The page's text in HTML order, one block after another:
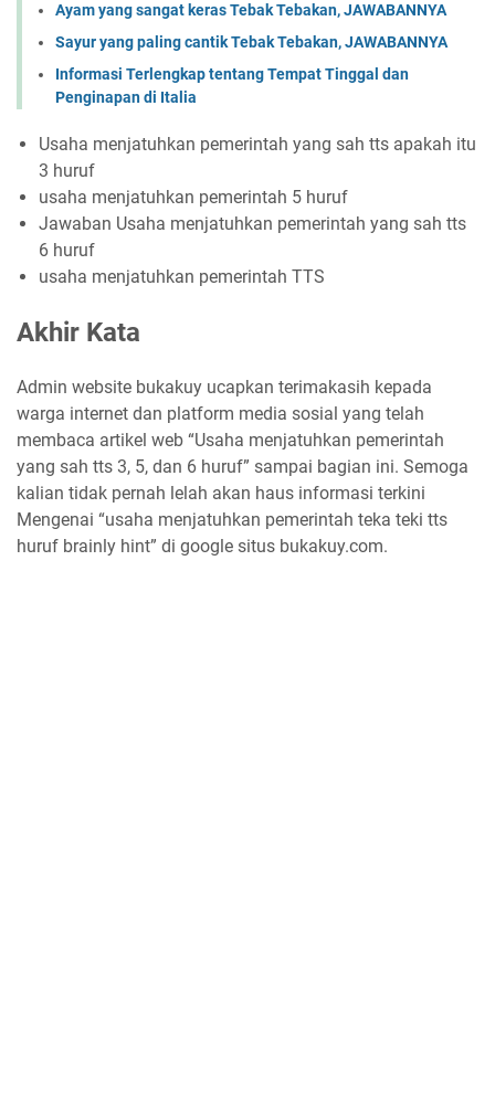
Ayam yang sangat keras Tebak Tebakan, JAWABANNYA
Sayur yang paling cantik Tebak Tebakan, JAWABANNYA
Informasi Terlengkap tentang Tempat Tinggal dan
Penginapan di Italia
Usaha menjatuhkan pemerintah yang sah tts apakah itu
3 huruf
usaha menjatuhkan pemerintah 5 huruf
Jawaban Usaha menjatuhkan pemerintah yang sah tts
6 huruf
usaha menjatuhkan pemerintah TTS
Akhir Kata
Admin website bukakuy ucapkan terimakasih kepada
warga internet dan platform media sosial yang telah
membaca artikel web “Usaha menjatuhkan pemerintah
yang sah tts 3, 5, dan 6 huruf” sampai bagian ini. Semoga
kalian tidak pernah lelah akan haus informasi terkini
Mengenai “usaha menjatuhkan pemerintah teka teki tts
huruf brainly hint” di google situs bukakuy.com.